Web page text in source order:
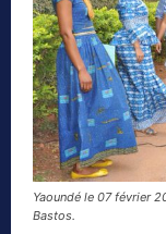
Yaoundé le 07 février
Bastos.